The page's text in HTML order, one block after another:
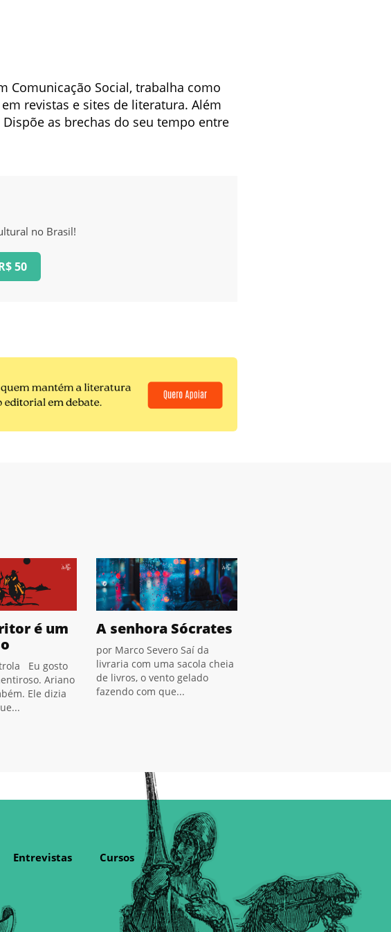
Comunicação Social, trabalha como
revistas e sites de literatura. Além
Dispõe as brechas do seu tempo entre
no Brasil!
50
é um
Eu gosto
Ariano
Ele dizia
A senhora Sócrates
por Marco Severo Saí da
livraria com uma sacola cheia
de livros, o vento gelado
fazendo com que...
Entrevistas Cursos